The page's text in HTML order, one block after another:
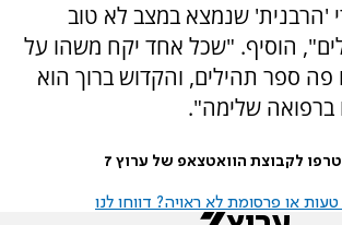
'הרבנית' שנמצא במצב לא טוב
הוסיף. "שכל אחד יקח משהו על
פה ספר תהילים, והקדוש ברוך הוא
ברפואה שלימה".
לקבוצת הוואטצאפ של ערוץ 7
או פרסומת לא ראויה? דווחו לנו